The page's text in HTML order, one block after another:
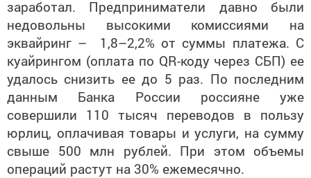
заработал. Предприниматели давно были
недовольны высокими комиссиями на
эквайринг – 1,8–2,2% от суммы платежа. С
куайрингом (оплата по QR-коду через СБП) ее
удалось снизить ее до 5 раз. По последним
данным Банка России россияне уже
совершили 110 тысяч переводов в пользу
юрлиц, оплачивая товары и услуги, на сумму
свыше 500 млн рублей. При этом объемы
операций растут на 30% ежемесячно.